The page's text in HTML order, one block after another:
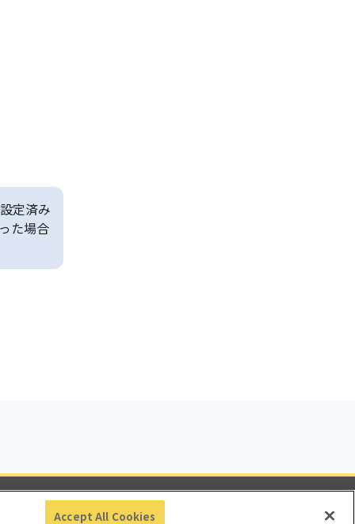
定済み
た場合
リティ
Accept All Cookies